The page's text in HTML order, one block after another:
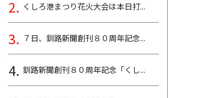
くしろ港まつり花火大会は本日打...
７日、釧路新聞創刊８０周年記念...
釧路新聞創刊８０周年記念「くし...